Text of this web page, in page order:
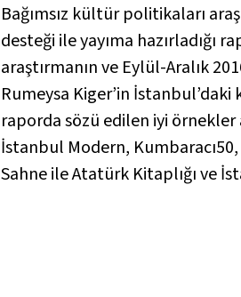
Bağımsız kültür politikaları
desteği ile yayıma hazırladığı
araştırmanın ve Eylül-Aralık
Rumeysa Kiger’in
raporda sözü edilen iyi örnekler
İstanbul Modern, Kumbaracı50,
Sahne ile Atatürk Kitaplığı ve